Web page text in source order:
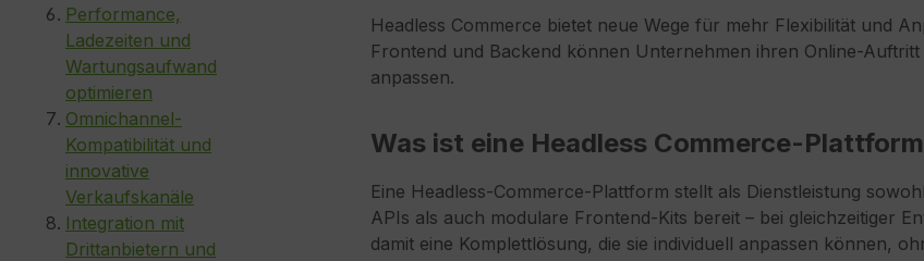
Performance,
Ladezeiten und
Wartungsaufwand
optimieren
Omnichannel-
Kompatibilität und
innovative
Verkaufskanäle
Integration mit
Drittanbietern und
Headless Commerce bietet neue Wege für mehr Flexibilität und
Frontend und Backend können Unternehmen ihren Online-
anpassen.
Was ist eine Headless Commerce-
Eine Headless-Commerce-Plattform stellt als Dienstleistung
APIs als auch modulare Frontend-Kits bereit – bei gleichzeitiger
damit eine Komplettlösung, die sie individuell anpassen können,